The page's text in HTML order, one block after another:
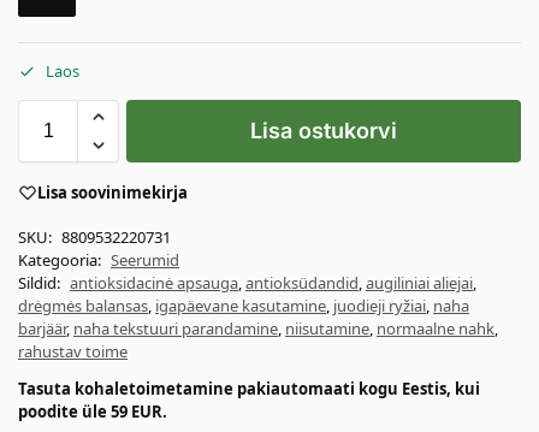
Laos
Lisa ostukorvi
Lisa soovinimekirja
SKU: 8809532220731
Kategooria: Seerumid
Sildid: antioksidacinė apsauga,antioksüdandid,augiliniai aliejai,
drėgmės balansas, igapäevane kasutamine, juodieji ryžiai, naha
barjäär, naha tekstuuri parandamine, niisutamine, normaalne nahk,
rahustav toime
Tasuta kohaletoimetamine pakiautomaati kogu Eestis, kui
poodite üle 59 EUR.